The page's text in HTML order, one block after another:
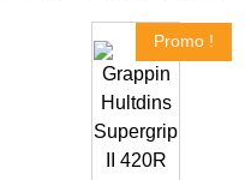
Promo !